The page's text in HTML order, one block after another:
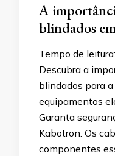
A
blindados
Tempo de leitura:
Descubra a
blindados para
equipamentos
Garanta
Kabotron. Os
componentes